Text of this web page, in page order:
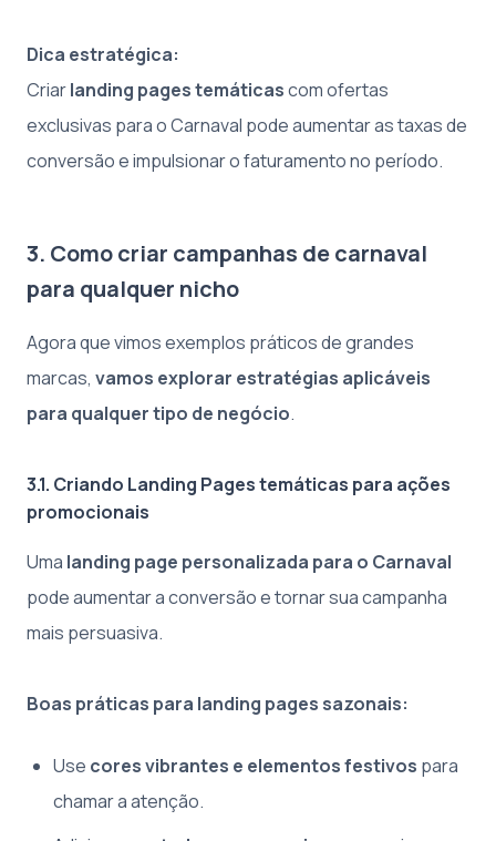
Dica estratégica:
Criarlanding pages temáticascom ofertas
exclusivas para o Carnaval pode aumentar as taxas de
conversão e impulsionar o faturamento no período.
3. Como criar campanhas de carnaval
para qualquer nicho
Agora que vimos exemplos práticos de grandes
marcas, vamos explorar estratégias aplicáveis
para qualquer tipo de negócio.
3.1. Criando Landing Pages temáticas para ações
promocionais
Uma landing page personalizada para o Carnaval
pode aumentar a conversão e tornar sua campanha
mais persuasiva.
Boas práticas para landing pages sazonais:
Use cores vibrantes e elementos festivos para
chamar a atenção.